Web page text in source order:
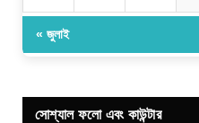
« জুলাই
সোশ্যাল ফলো এবং কাউন্টার